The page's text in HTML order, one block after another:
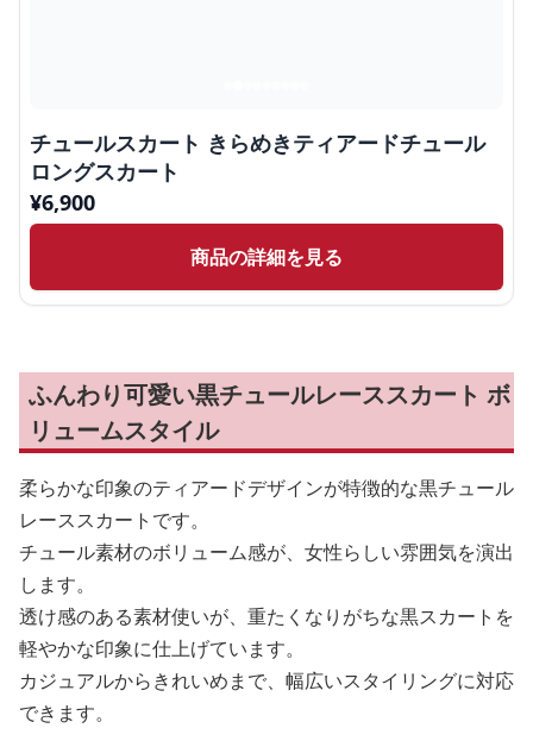
チュールスカート きらめきティアードチュール
ロングスカート
¥6,900
商品の詳細を見る
ふんわり可愛い黒チュールレーススカート ボ
リュームスタイル
柔らかな印象のティアードデザインが特徴的な黒チュール
レーススカートです。
チュール素材のボリューム感が、女性らしい雰囲気を演出
します。
透け感のある素材使いが、重たくなりがちな黒スカートを
軽やかな印象に仕上げています。
カジュアルからきれいめまで、幅広いスタイリングに対応
できます。